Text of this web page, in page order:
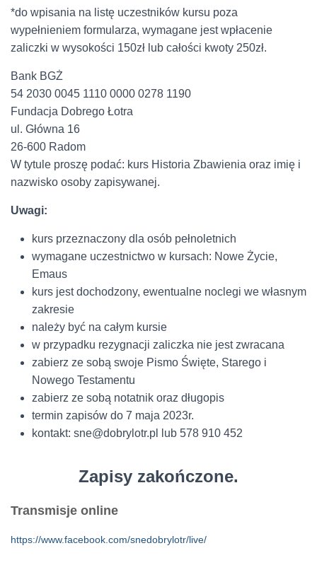
*do wpisania na listę uczestników kursu poza
wypełnieniem formularza, wymagane jest wpłacenie
zaliczki w wysokości 150zł lub całości kwoty 250zł.
Bank BGŻ
54 2030 0045 1110 0000 0278 1190
Fundacja Dobrego Łotra
ul. Główna 16
26-600 Radom
W tytule proszę podać: kurs Historia Zbawienia oraz imię i
nazwisko osoby zapisywanej.
Uwagi:
kurs przeznaczony dla osób pełnoletnich
wymagane uczestnictwo w kursach: Nowe Życie,
Emaus
kurs jest dochodzony, ewentualne noclegi we własnym
zakresie
należy być na całym kursie
w przypadku rezygnacji zaliczka nie jest zwracana
zabierz ze sobą swoje Pismo Święte, Starego i
Nowego Testamentu
zabierz ze sobą notatnik oraz długopis
termin zapisów do 7 maja 2023r.
kontakt: sne@dobrylotr.pl lub 578 910 452
Zapisy zakończone.
Transmisje online
https://www.facebook.com/snedobrylotr/live/